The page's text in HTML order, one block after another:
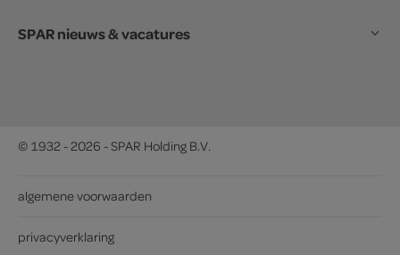
SPAR nieuws & vacatures
© 1932 - 2026 - SPAR Holding B.V.
algemene voorwaarden
privacyverklaring